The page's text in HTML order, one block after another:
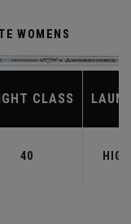
WOMENS
CLASS
40 HIGH